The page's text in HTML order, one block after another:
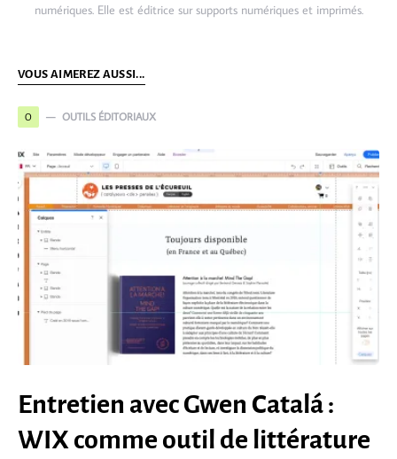
numériques. Elle est éditrice sur supports numériques et imprimés.
VOUS AIMEREZ AUSSI...
O OUTILS ÉDITORIAUX
Entretien avec Gwen Catalá :
WIX comme outil de littérature